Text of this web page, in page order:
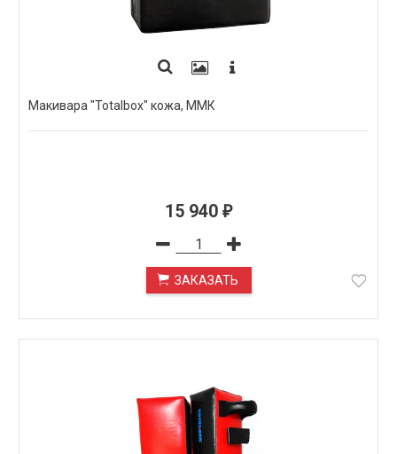
Макивара "Totalbox" кожа, ММК
15 940 ₽
ЗАКАЗАТЬ